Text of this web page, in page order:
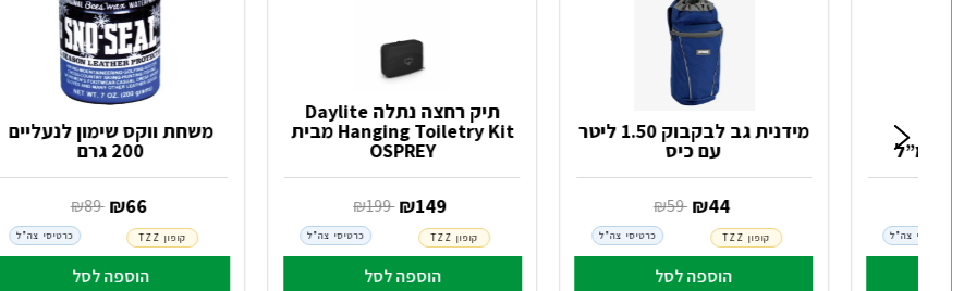
כרטיסי צה"ל
מידנית גב לבקבוק 1.50 ליטר
עם כיס
‏ ₪
59 ‏ ₪
44
הוספה לסל
כרטיסי צה"ל קופון TZZ
תיק רחצה נתלה Daylite
Hanging Toiletry Kit מבית
OSPREY
‏ ₪
199 149
הוספה לסל
כרטיסי צה"ל קופון TZZ
משחת ווקס שימון לנעליים
200 גרם
‏ ₪
89 ‏ ₪
66
הוספה לסל
כרטיסי צה"ל קופון TZZ